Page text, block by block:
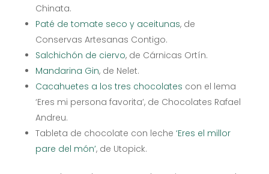
Chinata.
Paté de tomate seco y aceitunas, de
Conservas Artesanas Contigo.
Salchichón de ciervo, de Cárnicas Ortín.
Mandarina Gin, de Nelet.
Cacahuetes a los tres chocolates con el lema
‘Eres mi persona favorita’, de Chocolates Rafael
Andreu.
Tableta de chocolate con leche ‘Eres el millor
pare del món’, de Utopick.